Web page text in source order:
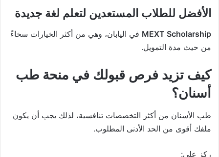
الأفضل للطلاب المستعدين لتعلم لغة جديدة
MEXT Scholarship في اليابان، وهي من أكثر الخيارات سخاءً
من حيث مدة التمويل.
كيف تزيد فرص قبولك في منحة طب
أسنان؟
طب الأسنان من أكثر التخصصات تنافسية، لذلك يجب أن يكون
ملفك أقوى من الحد الأدنى المطلوب.
ركز على: